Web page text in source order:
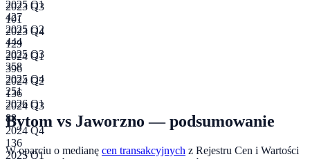
2025 Q1
427
2025 Q2
444
2025 Q3
358
2025 Q4
251
2026 Q1
2023 Q3
101
2023 Q4
129
2024 Q1
396
2024 Q2
136
2024 Q3
88
2024 Q4
136
2025 Q1
Bytom vs Jaworzno — podsumowanie
W oparciu o medianę cen transakcyjnych z Rejestru Cen i Wartości